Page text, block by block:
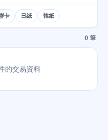
卡 日紙 韓紙
0 筆
的交易資料